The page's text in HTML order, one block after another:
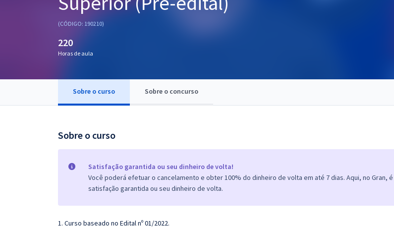
Questões grátis
(CÓDIGO: 190210)
220
Horas de aula
Sobre o curso Sobre o concurso
Sobre o curso
Satisfação garantida ou seu dinheiro de volta!
Você poderá efetuar o cancelamento e obter 100% do dinheiro de volta em até 7 dias. Aqui, no Gran, é
satisfação garantida ou seu dinheiro de volta.
1. Curso baseado no Edital nº 01/2022.